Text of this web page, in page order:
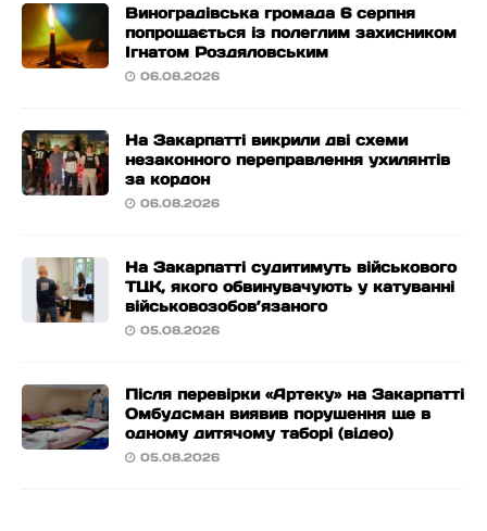
Виноградівська громада 6 серпня
попрощається із полеглим захисником
Ігнатом Роздяловським
06.08.2026
На Закарпатті викрили дві схеми
незаконного переправлення ухилянтів
за кордон
06.08.2026
На Закарпатті судитимуть військового
ТЦК, якого обвинувачують у катуванні
військовозобов’язаного
05.08.2026
Після перевірки «Артеку» на Закарпатті
Омбудсман виявив порушення ще в
одному дитячому таборі (відео)
05.08.2026